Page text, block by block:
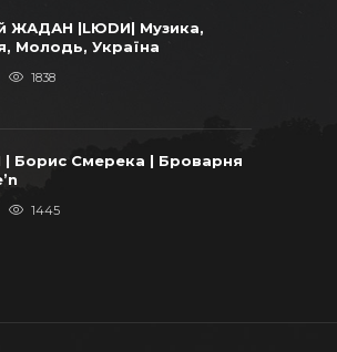
Карпати: уроки бізнесу
громаді
за завищеними цінами на
ЖАДАН |LЮDИ| Музика,
Молодь, Україна
1838
Борис Смерека | Броварня
1445